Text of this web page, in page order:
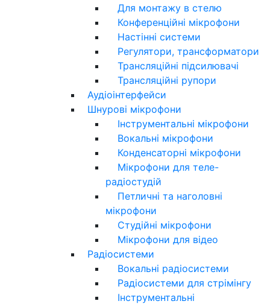
Для монтажу в стелю
Конференційні мікрофони
Настінні системи
Регулятори, трансформатори
Трансляційні підсилювачі
Трансляційні рупори
Аудіоінтерфейси
Шнурові мікрофони
Інструментальні мікрофони
Вокальні мікрофони
Конденсаторні мікрофони
Мікрофони для теле-
радіостудій
Петличні та наголовні
мікрофони
Студійні мікрофони
Мікрофони для відео
Радіосистеми
Вокальні радіосистеми
Радіосистеми для стрімінгу
Інструментальні